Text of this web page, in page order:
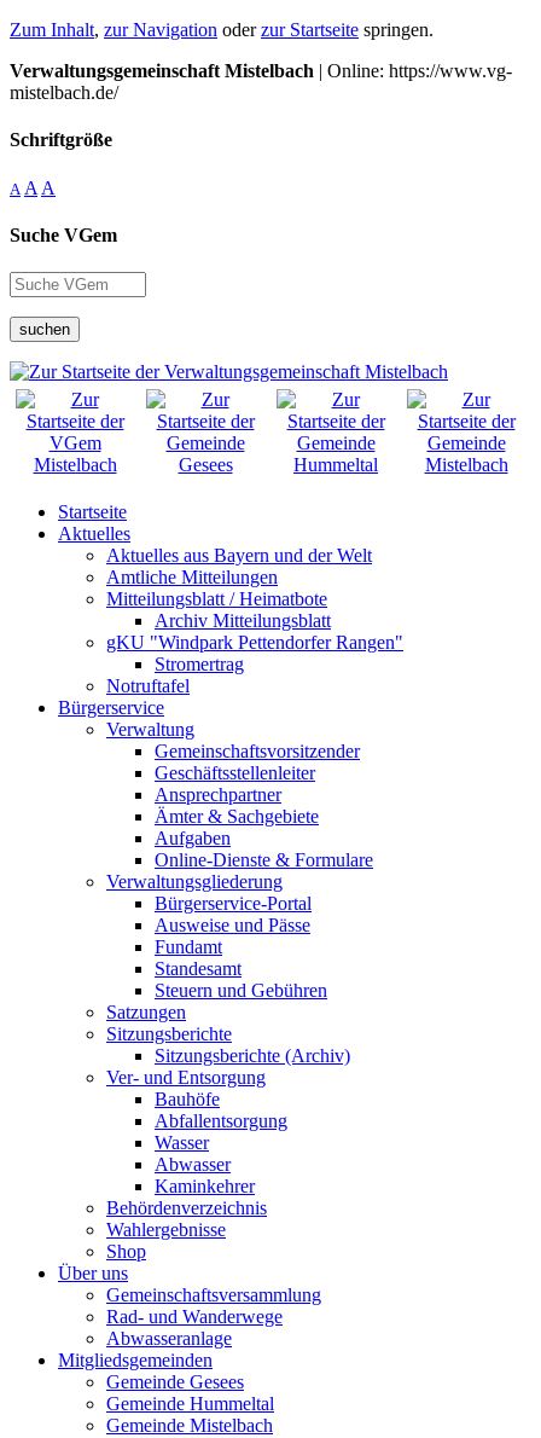
Zum Inhalt, zur Navigation oderzur Startseite springen.
Verwaltungsgemeinschaft Mistelbach | Online: https://www.vg-
mistelbach.de/
Schriftgröße
A A A
Suche VGem
suchen
Startseite
Aktuelles
Aktuelles aus Bayern und der Welt
Amtliche Mitteilungen
Mitteilungsblatt / Heimatbote
Archiv Mitteilungsblatt
gKU "Windpark Pettendorfer Rangen"
Stromertrag
Notruftafel
Bürgerservice
Verwaltung
Gemeinschaftsvorsitzender
Geschäftsstellenleiter
Ansprechpartner
Ämter & Sachgebiete
Aufgaben
Online-Dienste & Formulare
Verwaltungsgliederung
Bürgerservice-Portal
Ausweise und Pässe
Fundamt
Standesamt
Steuern und Gebühren
Satzungen
Sitzungsberichte
Sitzungsberichte (Archiv)
Ver- und Entsorgung
Bauhöfe
Abfallentsorgung
Wasser
Abwasser
Kaminkehrer
Behördenverzeichnis
Wahlergebnisse
Shop
Über uns
Gemeinschaftsversammlung
Rad- und Wanderwege
Abwasseranlage
Mitgliedsgemeinden
Gemeinde Gesees
Gemeinde Hummeltal
Gemeinde Mistelbach